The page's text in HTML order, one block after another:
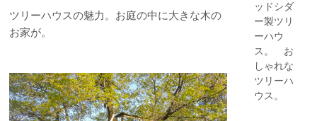
ツリーハウスの魅力。お庭の中に大きな木の
お家が。
ッドシダ
ー製ツリ
ーハウ
ス。 お
しゃれな
ツリーハ
ウス。